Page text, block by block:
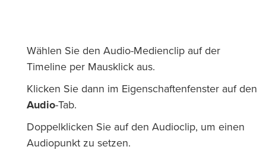
Wählen Sie den Audio-Medienclip auf der
Timeline per Mausklick aus.
Klicken Sie dann im Eigenschaftenfenster auf den
Audio-Tab.
Doppelklicken Sie auf den Audioclip, um einen
Audiopunkt zu setzen.